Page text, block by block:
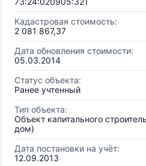
Кадастровая стоимость:
2 081 867,37
Дата обновления стоимости:
05.03.2014
Статус объекта:
Ранее учтенный
Тип объекта:
Объект капитального
дом)
Дата постановки на учёт:
12.09.2013